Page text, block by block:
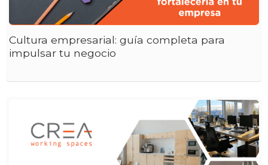
Cultura empresarial: guía completa para
impulsar tu negocio